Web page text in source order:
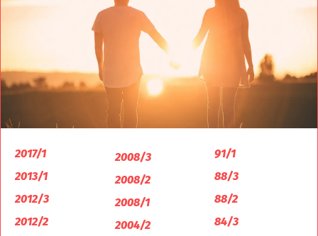
2017/1
2013/1
2012/3
2012/2
2008/3
2008/2
2008/1
2004/2
91/1
88/3
88/2
84/3